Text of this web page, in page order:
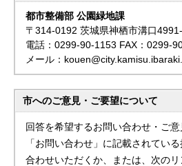
都市整備部 公園緑地課
〒314-0192 茨城県神栖市溝口
電話：0299-90-1153 FAX：0299-
メール：
市へのご意見・ご要望について
回答を希望するお問い合わせ・ご
「お問い合わせ」に記載されてい
合わせいただくか、または、次の